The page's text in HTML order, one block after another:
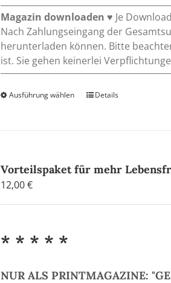
Magazin downloaden ♥ Je
Nach Zahlungseingang der
herunterladen können. Bitte
ist. Sie gehen keinerlei
Ausführung wählen
Dieses
auf.
gewählt
Details
Vorteilspaket für mehr
12,00€
* * * * *
NUR ALS PRINTMAGAZINE: